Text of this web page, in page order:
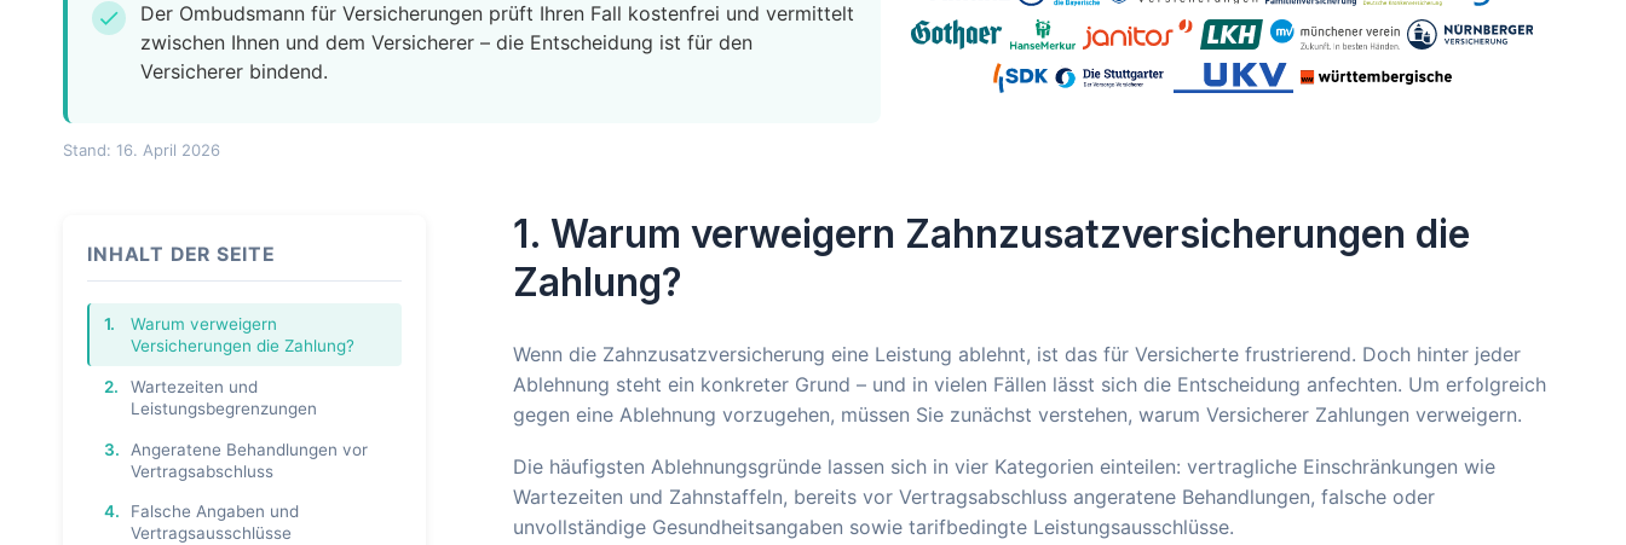
check
Der Ombudsmann für Versicherungen prüft Ihren Fall kostenfrei und vermittelt
zwischen Ihnen und dem Versicherer – die Entscheidung ist für den
Versicherer bindend.
Stand: 16. April 2026
INHALT DER SEITE
1.
Warum verweigern
Versicherungen die Zahlung?
2.
Wartezeiten und
Leistungsbegrenzungen
3.
Angeratene Behandlungen vor
Vertragsabschluss
4.
Falsche Angaben und
Vertragsausschlüsse
1. Warum verweigern Zahnzusatzversicherungen die
Zahlung?
Wenn die Zahnzusatzversicherung eine Leistung ablehnt, ist das für Versicherte frustrierend. Doch hinter jeder
Ablehnung steht ein konkreter Grund – und in vielen Fällen lässt sich die Entscheidung anfechten. Um erfolgreich
gegen eine Ablehnung vorzugehen, müssen Sie zunächst verstehen, warum Versicherer Zahlungen verweigern.
Die häufigsten Ablehnungsgründe lassen sich in vier Kategorien einteilen: vertragliche Einschränkungen wie
Wartezeiten und Zahnstaffeln, bereits vor Vertragsabschluss angeratene Behandlungen, falsche oder
unvollständige Gesundheitsangaben sowie tarifbedingte Leistungsausschlüsse.